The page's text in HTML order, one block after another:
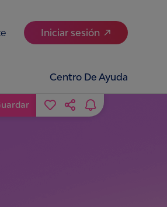
Iniciar sesión
Centro De Ayuda